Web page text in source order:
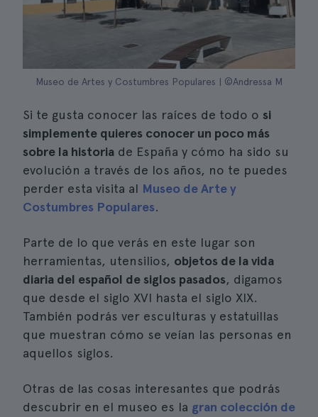
Museo de Artes y Costumbres Populares | ©Andressa M
Si te gusta conocer las raíces de todo o si
simplemente quieres conocer un poco más
sobre la historia de España y cómo ha sido su
evolución a través de los años, no te puedes
perder esta visita al Museo de Arte y
Costumbres Populares.
Parte de lo que verás en este lugar son
herramientas, utensilios, objetos de la vida
diaria del español de siglos pasados, digamos
que desde el siglo XVI hasta el siglo XIX.
También podrás ver esculturas y estatuillas
que muestran cómo se veían las personas en
aquellos siglos.
Otras de las cosas interesantes que podrás
descubrir en el museo es la gran colección de